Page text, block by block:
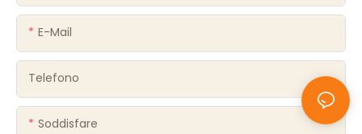
E-Mail
Telefono
Soddisfare